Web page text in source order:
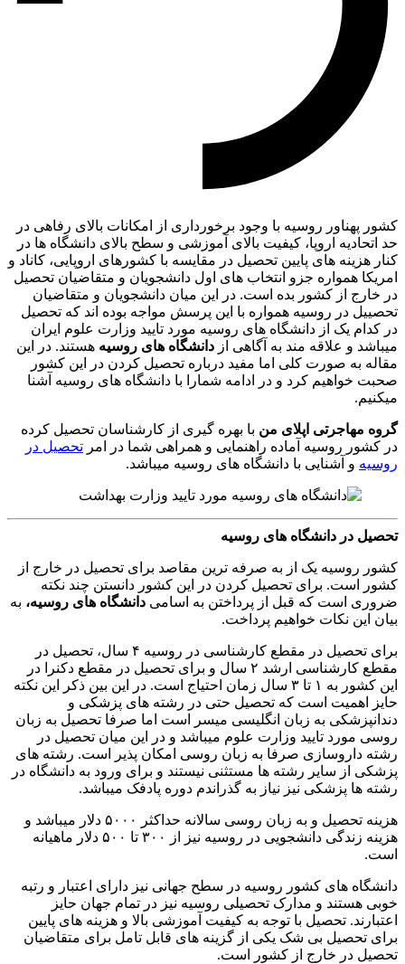
کشور پهناور روسیه با وجود برخورداری از امکانات بالای رفاهی در
حد اتحادیه اروپا، کیفیت بالای آموزشی و سطح بالای دانشگاه ها در
کنار هزینه های پایین تحصیل در مقایسه با کشورهای اروپایی، کاناد و
امریکا همواره جزو انتخاب های اول دانشجویان و متقاضیان تحصیل
در خارج از کشور بده است. در این میان دانشجویان و متقاضیان
تحصییل در روسیه همواره با این پرسش مواجه بوده اند که تحصیل
در کدام یک از دانشگاه های روسیه مورد تایید وزارت علوم ایران
میباشد و علاقه مند به آگاهی از دانشگاه های روسیه هستند. در این
مقاله به صورت کلی اما مفید درباره تحصیل کردن در این کشور
صحبت خواهیم کرد و در ادامه شمارا با دانشگاه های روسیه آشنا
میکنیم.
گروه مهاجرتی اپلای من با بهره گیری از کارشناسان تحصیل کرده
در کشور روسیه آماده راهنمایی و همراهی شما در امر تحصیل در
روسیه و آشنایی با دانشگاه های روسیه میباشد.
تحصیل در دانشگاه های روسیه
کشور روسیه یک از به صرفه ترین مقاصد برای تحصیل در خارج از
کشور است. برای تحصیل کردن در این کشور دانستن چند نکته
ضروری است که قبل از پرداختن به اسامی دانشگاه های روسیه، به
بیان این نکات خواهیم پرداخت.
برای تحصیل در مقطع کارشناسی در روسیه ۴ سال، تحصیل در
مقطع کارشناسی ارشد ۲ سال و برای تحصیل در مقطع دکنرا در
این کشور به ۱ تا ۳ سال زمان احتیاج است. در این بین ذکر این نکته
حایز اهمیت است که تحصیل حتی در رشته های پزشکی و
دندانپزشکی به زبان انگلیسی میسر است اما صرفا تحصیل به زبان
روسی مورد تایید وزارت علوم میباشد و در این میان تحصیل در
رشته داروسازی صرفا به زبان روسی امکان پذیر است. رشته های
پزشکی از سایر رشته ها مستثنی نیستند و برای ورود به دانشگاه در
رشته ها پزشکی نیز نیاز به گذراندم دوره پادفک میباشد.
هزینه تحصیل و به زبان روسی سالانه حداکثر ۵۰۰۰ دلار میباشد و
هزینه زندگی دانشجویی در روسیه نیز از ۳۰۰ تا ۵۰۰ دلار ماهیانه
است.
دانشگاه های کشور روسیه در سطح جهانی نیز دارای اعتبار و رتبه
خوبی هستند و مدارک تحصیلی روسیه نیز در تمام جهان حایز
اعتبارند. تحصیل با توجه به کیفیت آموزشی بالا و هزینه های پایین
برای تحصیل بی شک یکی از گزینه های قابل تامل برای متقاضیان
تحصیل در خارج از کشور است.